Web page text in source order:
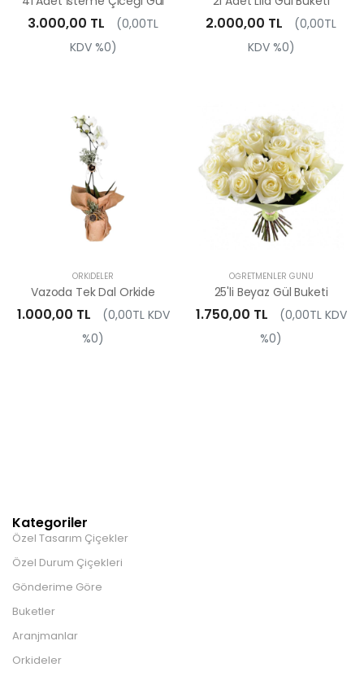
3.000,00 TL
(0,00TL
KDV %0)
2.000,00 TL
(0,00TL
KDV %0)
ORKIDELER
Vazoda Tek Dal Orkide
1.000,00 TL
(0,00TL KDV
%0)
ÖĞRETMENLER GÜNÜ
25'li Beyaz Gül Buketi
1.750,00 TL
(0,00TL KDV
%0)
Kategoriler
Özel Tasarım Çiçekler
Özel Durum Çiçekleri
Gönderime Göre
Buketler
Aranjmanlar
Orkideler